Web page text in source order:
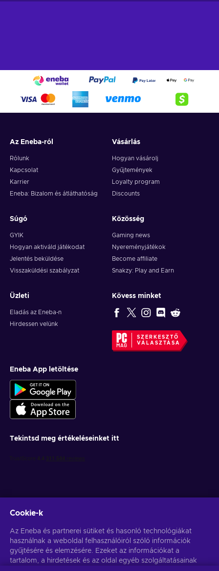
Az Eneba-ról
Rólunk
Kapcsolat
Karrier
Eneba: Bizalom és átláthatóság
Vásárlás
Hogyan vásárolj
Gyűjtemények
Loyalty program
Discounts
Súgó
GYIK
Hogyan aktiváld játékodat
Jelentés beküldése
Visszaküldési szabályzat
Közösség
Gaming news
Nyereményjátékok
Become affiliate
Snakzy: Play and Earn
Üzleti
Eladás az Eneba-n
Hirdessen velünk
Kövess minket
SZERKESZTŐ
VÁLASZTÁSA
Eneba App letöltése
Tekintsd meg értékeléseinket itt
Feliratkozás
You can unsubscribe at any time. Visit Privacy noticefor more
Cookie-k
Az Eneba és partnerei sütiket és hasonló technológiákat
használnak a weboldal felhasználóiról szóló információk
gyűjtésére és elemzésére. Ezeket az információkat a
tartalom, a hirdetések és az oldal egyéb szolgáltatásainak